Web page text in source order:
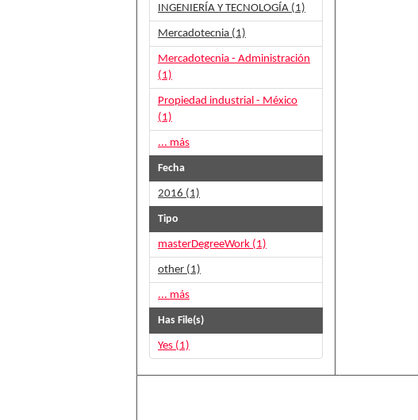
INGENIERÍA Y TECNOLOGÍA (1)
Mercadotecnia (1)
Mercadotecnia - Administración
(1)
Propiedad industrial - México
(1)
... más
Fecha
2016 (1)
Tipo
masterDegreeWork (1)
other (1)
... más
Has File(s)
Yes (1)